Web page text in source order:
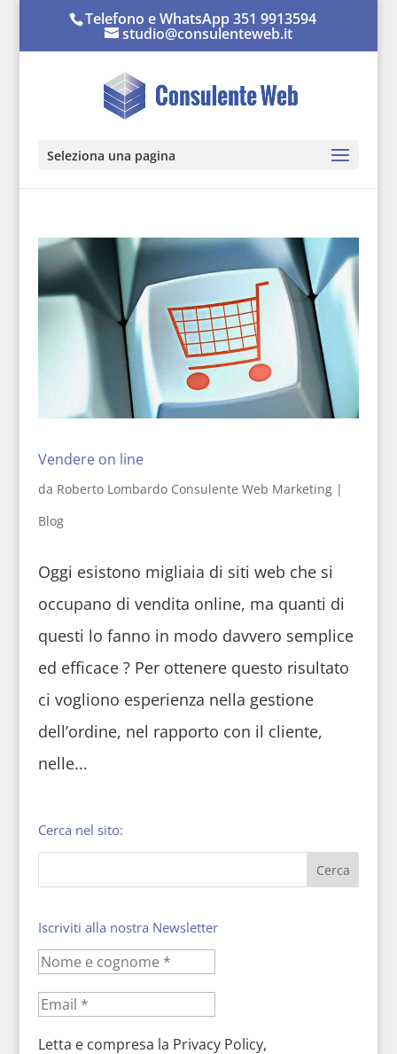
Telefono e WhatsApp 351 9913594
studio@consulenteweb.it
Seleziona una pagina
Vendere on line
da Roberto Lombardo Consulente Web Marketing|
Blog
Oggi esistono migliaia di siti web che si
occupano di vendita online, ma quanti di
questi lo fanno in modo davvero semplice
ed efficace ? Per ottenere questo risultato
ci vogliono esperienza nella gestione
dell’ordine, nel rapporto con il cliente,
nelle...
Cerca nel sito:
Iscriviti alla nostra Newsletter
Letta e compresa la Privacy Policy,